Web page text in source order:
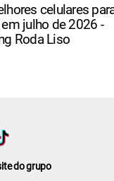
celulares
julho de 2026 -
Roda Liso
do grupo